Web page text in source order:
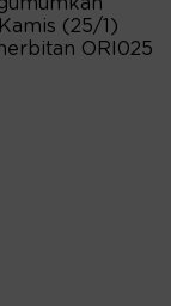
(25/1)
ORI025